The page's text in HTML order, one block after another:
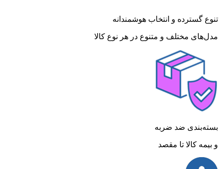
تنوع گسترده و انتخاب هوشمندانه
مدل‌های مختلف و متنوع در هر نوع کالا
بسته‌بندی ضد ضربه
و بیمه کالا تا مقصد